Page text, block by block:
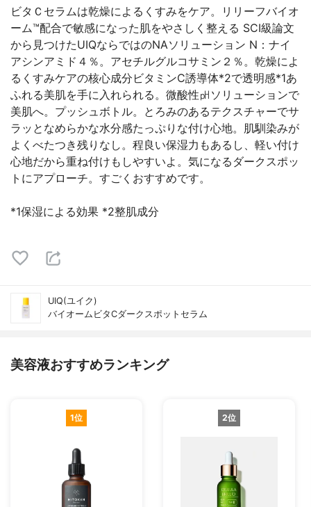
ビタＣセラムは乾燥によるくすみをケア。リリーフバイオ
ーム™配合で敏感になった肌をやさしく整える SCI級論文
から見つけたUIQならではのNAソリューション N：ナイ
アシンアミド４％。アセチルグルコサミン２％。乾燥によ
るくすみケアの核心成分ビタミンC誘導体*2で透明感*1あ
ふれる美肌を手に入れられる。微酸性㏗ソリューションで
美肌へ。プッシュボトル。とろみのあるテクスチャーでサ
ラッとなめらかな水分感たっぷりな付け心地。肌馴染みが
よくべたつき残りなし。程良い保湿力もあるし、軽い付け
心地だから重ね付けもしやすいよ。気になるダークスポッ
トにアプローチ。すごくおすすめです。
*1保湿による効果 *2整肌成分
UIQ(ユイク)
バイオームビタCダークスポットセラム
美容液おすすめランキング
1位 2位